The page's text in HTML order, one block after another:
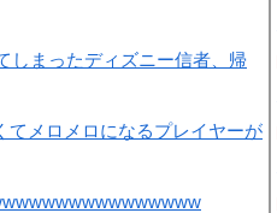
しまったディズニー信者、帰
てメロメロになるプレイヤーが